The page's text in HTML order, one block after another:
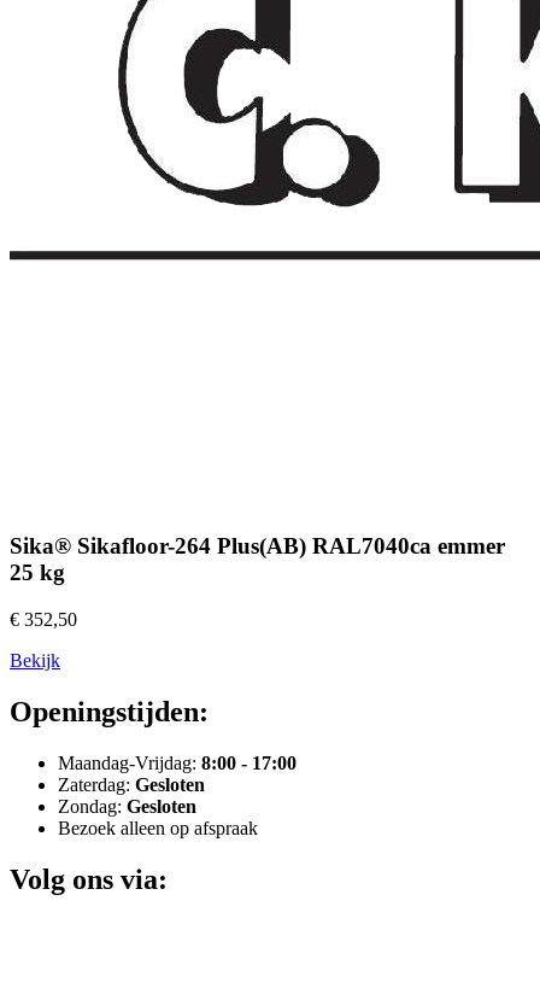
Sika® Sikafloor-264 Plus(AB) RAL7040ca emmer
25 kg
€ 352,50
Bekijk
Openingstijden:
Maandag-Vrijdag: 8:00 - 17:00
Zaterdag: Gesloten
Zondag: Gesloten
Bezoek alleen op afspraak
Volg ons via: